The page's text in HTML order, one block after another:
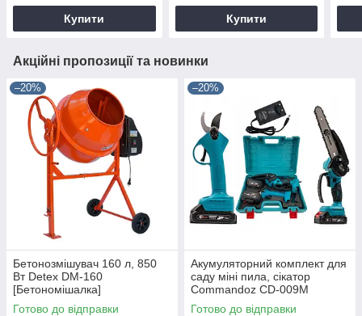
Купити Купити
Акційні пропозиції та новинки
–20%
Бетонозмішувач 160 л, 850
Вт Detex DM-160
[Бетономішалка]
Готово до відправки
–20%
Акумуляторний комплект для
саду міні пила, сікатор
Commandoz CD-009M
Готово до відправки